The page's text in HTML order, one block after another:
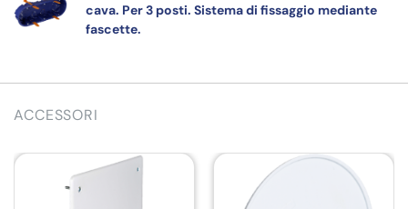
cava. Per 3 posti. Sistema di fissaggio mediante
fascette.
ACCESSORI